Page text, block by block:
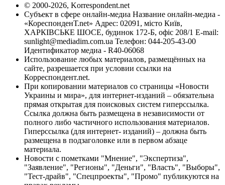
© 2000-2026, Korrespondent.net
Субъект в сфере онлайн-медиа Название онлайн-медиа -
«КореспонденТ.net» Адрес: 02091, місто Київ,
ХАРКІВСЬКЕ ШОСЕ, будинок 172-Б, офіс 208/1 E-mail:
sunlight@mediadim.com.ua Телефон: 044-205-43-00
Идентификатор медиа - R40-06068
Использование любых материалов, размещённых на
сайте, разрешается при условии ссылки на
Корреспондент.net.
При копировании материалов со страницы «Новости
Украины и мира», для интернет-изданий – обязательна
прямая открытая для поисковых систем гиперссылка.
Ссылка должна быть размещена в независимости от
полного либо частичного использования материалов.
Гиперссылка (для интернет- изданий) – должна быть
размещена в подзаголовке или в первом абзаце
материала.
Новости с пометками "Мнение", "Экспертиза",
"Заявление", "Регионы", "Деньги", "Власть", "Выборы",
"Тест-драйв", "Спецпроекты", "Промо" публикуются на